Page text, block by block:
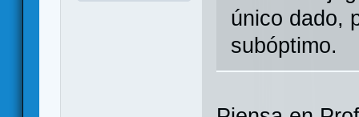
único dado,
subóptimo.